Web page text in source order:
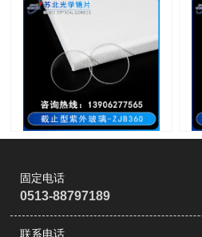
固定电话
0513-88797189
联系电话